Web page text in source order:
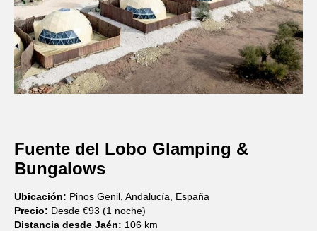
Fuente del Lobo Glamping &
Bungalows
Ubicación: Pinos Genil, Andalucía, España
Precio: Desde €93 (1 noche)
Distancia desde Jaén: 106 km